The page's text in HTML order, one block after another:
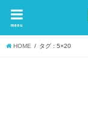
menu
HOME タグ : 5×20